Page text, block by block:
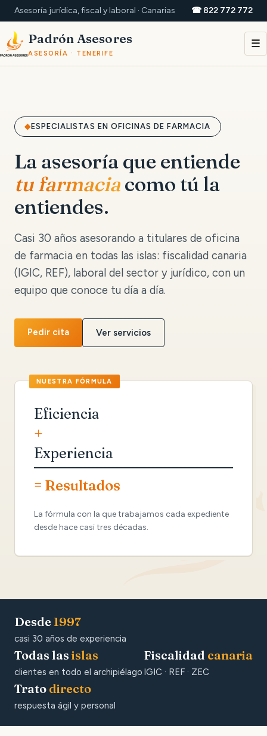
Asesoría jurídica, fiscal y laboral · Canarias ☎ 822 772 772
Padrón Asesores
ASESORÍA · TENERIFE
☰
ESPECIALISTAS EN OFICINAS DE FARMACIA
La asesoría que entiende
tu farmaciacomo tú la
entiendes.
Casi 30 años asesorando a titulares de oficina
de farmacia en todas las islas: fiscalidad canaria
(IGIC, REF), laboral del sector y jurídico, con un
equipo que conoce tu día a día.
Pedir cita Ver servicios
Eficiencia
+
Experiencia
= Resultados
La fórmula con la que trabajamos cada expediente
desde hace casi tres décadas.
Desde 1997
casi 30 años de experiencia
Todas las islas
clientes en todo el archipiélago
Fiscalidad canaria
IGIC · REF · ZEC
Trato directo
respuesta ágil y personal